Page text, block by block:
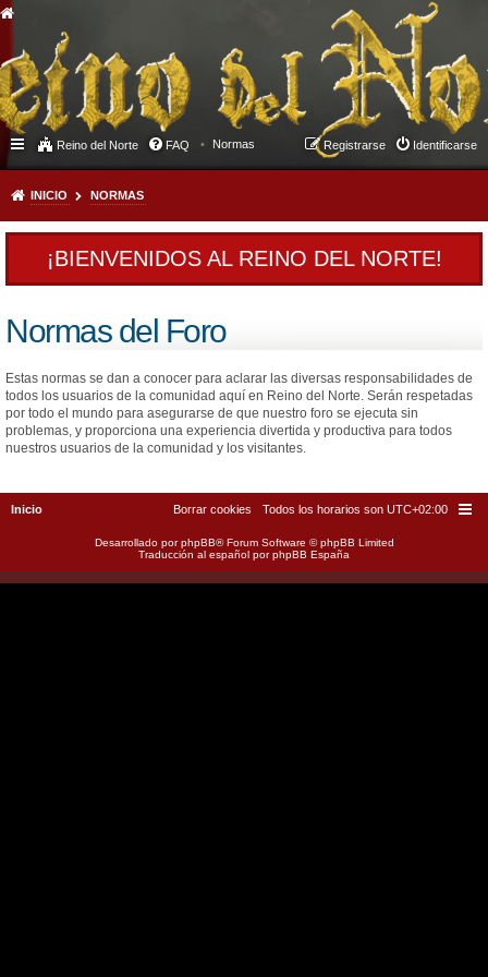
Reino del Norte FAQ Normas Identificarse
Registrarse
INICIO NORMAS
¡BIENVENIDOS AL REINO DEL NORTE!
Normas del Foro
Estas normas se dan a conocer para aclarar las diversas responsabilidades de
todos los usuarios de la comunidad aquí en Reino del Norte. Serán respetadas
por todo el mundo para asegurarse de que nuestro foro se ejecuta sin
problemas, y proporciona una experiencia divertida y productiva para todos
nuestros usuarios de la comunidad y los visitantes.
Inicio Todos los horarios son UTC+02:00
Borrar cookies
Desarrollado porphpBB® Forum Software © phpBB Limited
Traducción al español porphpBB España